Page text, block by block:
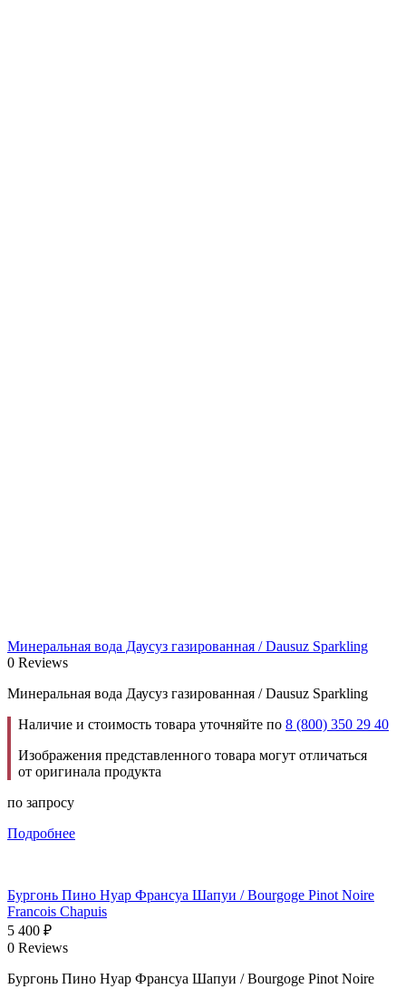
Минеральная вода Даусуз газированная / Dausuz Sparkling
0 Reviews
Минеральная вода Даусуз газированная / Dausuz Sparkling
Наличие и стоимость товара уточняйте по 8 (800) 350 29 40
Изображения представленного товара могут отличаться
от оригинала продукта
по запросу
Подробнее
Бургонь Пино Нуар Франсуа Шапуи / Bourgoge Pinot Noire
Francois Chapuis
5 400 ₽
0 Reviews
Бургонь Пино Нуар Франсуа Шапуи / Bourgoge Pinot Noire